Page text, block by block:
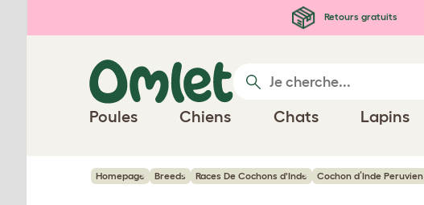
Retours gratuits
Poules Chiens Chats Lapins
Homepage Breeds Races De Cochons d'Inde Cochon d’Inde Peruvien